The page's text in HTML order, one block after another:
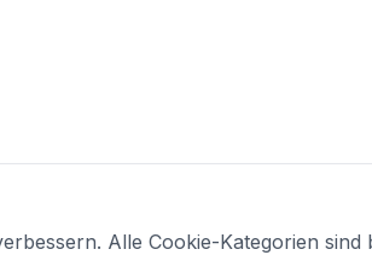
Alle Cookie-Kategorien sind